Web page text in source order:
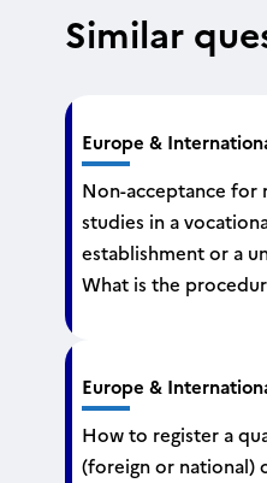
Similar
Europe &
Non-acceptance for
studies in a
establishment or a
What is the
Europe &
How to register a
(foreign or national)